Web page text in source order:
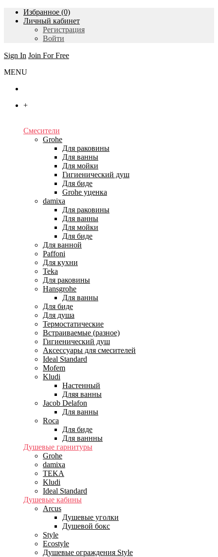
Избранное (0)
Личный кабинет
Регистрация
Войти
Sign In Join For Free
MENU
+
Смесители
Grohe
Для раковины
Для ванны
Для мойки
Гигиенический душ
Для биде
Grohe уценка
damixa
Для раковины
Для ванны
Для мойки
Для биде
Для ванной
Paffoni
Для кухни
Teka
Для раковины
Hansgrohe
Для ванны
Для биде
Для душа
Термостатические
Встраиваемые (разное)
Гигиенический душ
Аксессуары для смесителей
Ideal Standard
Mofem
Kludi
Настенный
Дляя ванны
Jacob Delafon
Для ванны
Roca
Для биде
Для ваннны
Душевые гарнитуры
Grohe
damixa
TEKA
Kludi
Ideal Standard
Душевые кабины
Arcus
Душевые уголки
Душевой бокс
Style
Ecostyle
Душевые ограждения Style